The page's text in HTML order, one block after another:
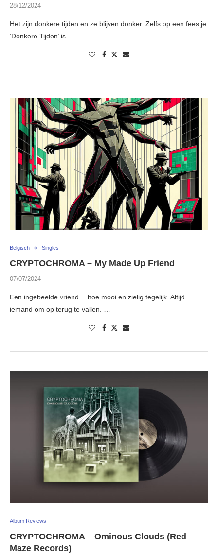
28/12/2024
Het zijn donkere tijden en ze blijven donker. Zelfs op een feestje.
‘Donkere Tijden’ is …
Belgisch Singles
CRYPTOCHROMA – My Made Up Friend
07/07/2024
Een ingebeelde vriend… hoe mooi en zielig tegelijk. Altijd
iemand om op terug te vallen. …
Album Reviews
CRYPTOCHROMA – Ominous Clouds (Red
Maze Records)